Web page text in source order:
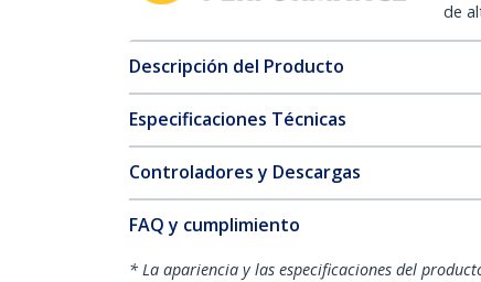
de
Descripción del Producto
Especificaciones Técnicas
Controladores y Descargas
FAQ y cumplimiento
* La apariencia y las especificaciones del